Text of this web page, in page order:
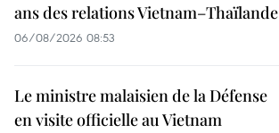
ans des relations Vietnam–Thaïlande
06/08/2026 08:53
Le ministre malaisien de la Défense
en visite officielle au Vietnam